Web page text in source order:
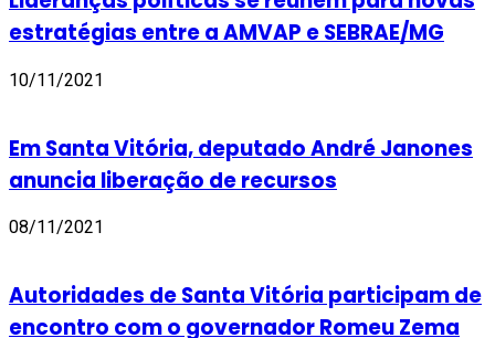
estratégias entre a AMVAP e SEBRAE/MG
10/11/2021
Em Santa Vitória, deputado André Janones
anuncia liberação de recursos
08/11/2021
Autoridades de Santa Vitória participam de
encontro com o governador Romeu Zema